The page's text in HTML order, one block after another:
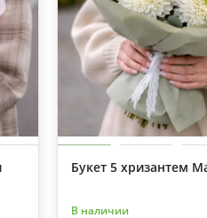
Букет 5 хризантем
В наличии